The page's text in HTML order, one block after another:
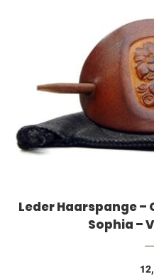
Leder Haarspange –
Sophia –